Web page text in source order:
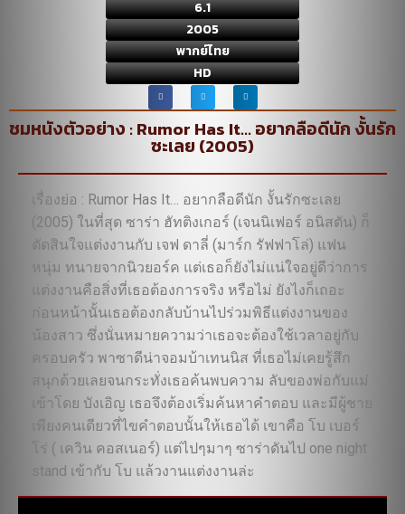
6.1
2005
พากย์ไทย
HD
ชมหนังตัวอย่าง : Rumor Has It… อยากลือดีนัก งั้นรัก
ซะเลย (2005)
เรื่องย่อ : Rumor Has It… อยากลือดีนัก งั้นรักซะเลย
(2005) ในที่สุด ซาร่า ฮัทติงเกอร์ (เจนนิเฟอร์ อนิสตัน) ก็
ตัดสินใจแต่งงานกับ เจฟ ดาลี่ (มาร์ก รัฟฟาโล่) แฟน
หนุ่ม ทนายจากนิวยอร์ค แต่เธอก็ยังไม่แน่ใจอยู่ดีว่าการ
แต่งงานคือสิ่งที่เธอต้องการจริง หรือไม่ ยังไงก็เถอะ
ก่อนหน้านั้นเธอต้องกลับบ้านไปร่วมพิธีแต่งงานของ
น้องสาว ซึ่งนั่นหมายความว่าเธอจะต้องใช้เวลาอยู่กับ
ครอบครัว พาซาดีน่าจอมบ้าเทนนิส ที่เธอไม่เคยรู้สึก
สนุกด้วยเลยจนกระทั่งเธอค้นพบความ ลับของพ่อกับแม่
เข้าโดย บังเอิญ เธอจึงต้องเริ่มค้นหาคำตอบ และมีผู้ชาย
เพียงคนเดียวที่ไขคำตอบนั้นให้เธอได้ เขาคือ โบ เบอร์
โร่ ( เควิน คอสเนอร์) แต่ไปๆมาๆ ซาร่าดันไป one night
stand เข้ากับ โบ แล้วงานแต่งงานล่ะ